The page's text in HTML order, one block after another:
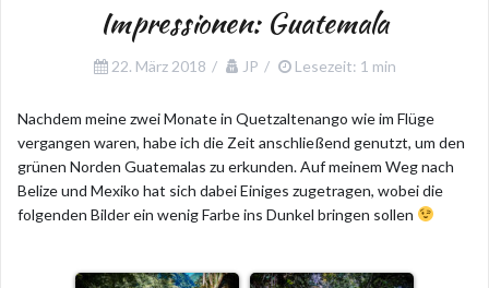
Impressionen: Guatemala
22. März 2018 JP Lesezeit: 1 min
Nachdem meine zwei Monate in Quetzaltenango wie im Flüge
vergangen waren, habe ich die Zeit anschließend genutzt, um den
grünen Norden Guatemalas zu erkunden. Auf meinem Weg nach
Belize und Mexiko hat sich dabei Einiges zugetragen, wobei die
folgenden Bilder ein wenig Farbe ins Dunkel bringen sollen